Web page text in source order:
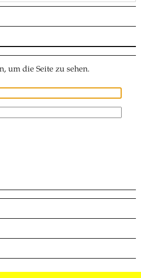
um die Seite zu sehen.